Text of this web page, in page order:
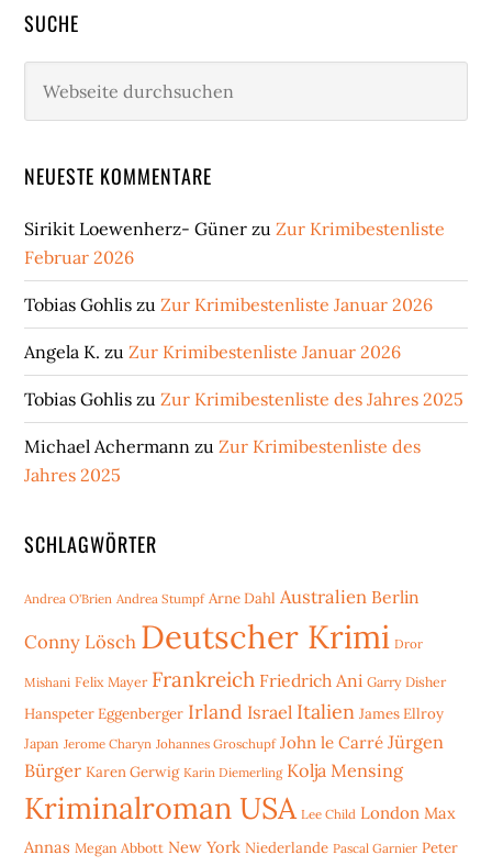
SUCHE
durchsuchen
NEUESTE KOMMENTARE
Sirikit Loewenherz- Güner zuZur Krimibestenliste
Februar 2026
Tobias Gohlis zuZur Krimibestenliste Januar 2026
Angela K. zuZur Krimibestenliste Januar 2026
Tobias Gohlis zuZur Krimibestenliste des Jahres 2025
Michael Achermann zuZur Krimibestenliste des
Jahres 2025
SCHLAGWÖRTER
Andrea O'Brien Andrea Stumpf Arne Dahl Australien Berlin
Conny Lösch Deutscher Krimi Dror
Mishani Felix Mayer Frankreich Friedrich Ani Garry Disher
Hanspeter Eggenberger Irland Israel Italien James Ellroy
Japan Jerome Charyn Johannes Groschupf John le Carré Jürgen
Bürger Karen Gerwig Karin Diemerling Kolja Mensing
Kriminalroman USA Lee Child London Max
Annas Megan Abbott New York Niederlande Pascal Garnier Peter